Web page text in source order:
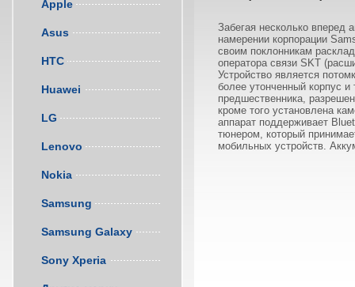
Забегая несколько вперед
намерении корпорации
своим поклонникам
оператора связи SKT
Устройство является
более утонченный корпус
предшественника,
кроме того установлена
аппарат поддерживает
тюнером, который
мобильных устройств.
Apple
Asus
HTC
Huawei
LG
Lenovo
Nokia
Samsung
Samsung Galaxy
Sony Xperia